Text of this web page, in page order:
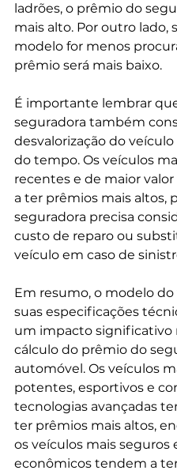
ladrões, o prêmio do
mais alto. Por outro lado,
modelo for menos
prêmio será mais baixo.
É importante lembrar
seguradora também
desvalorização do
do tempo. Os veículos
recentes e de maior
a ter prêmios mais altos,
seguradora precisa
custo de reparo ou
veículo em caso de
Em resumo, o modelo do
suas especificações
um impacto significativo
cálculo do prêmio do
automóvel. Os veículos
potentes, esportivos e
tecnologias avançadas
ter prêmios mais altos,
os veículos mais seguros
econômicos tendem a